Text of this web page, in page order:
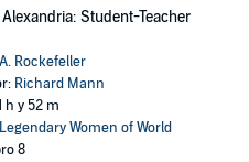
Student-Teacher
Rockefeller
Richard Mann
h y 52 m
Women of World
8